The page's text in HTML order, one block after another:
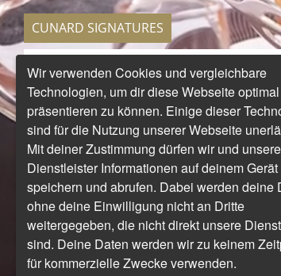
CUNARD SIGNATURES
Einzigartige
Die Cunard Signatures machen eine
typisch britische, stilvolle Afternoon Tea
Gala-Abende, das inspirierende
Aufmerksamkeiten, die Momente
unserer Queens und erfahren Sie, was
Monika Heick
Wir verwenden Cookies und vergleichbare
Technologien, um dir diese Webseite optimal
präsentieren zu können. Einige dieser
sind für die Nutzung unserer Webseite
Mit deiner Zustimmung dürfen wir und unsere
Dienstleister Informationen auf deinem Gerät
speichern und abrufen. Dabei werden deine
ohne deine Einwilligung nicht an Dritte
weitergegeben, die nicht direkt unsere
sind. Deine Daten werden wir zu keinem
für kommerzielle Zwecke verwenden.